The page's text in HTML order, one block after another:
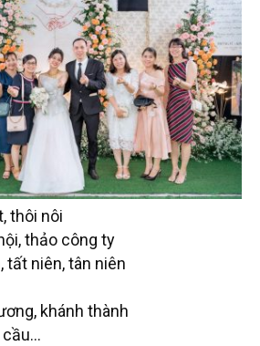
thôi nôi
thảo công ty
tất niên, tân niên
khánh thành
cầu…